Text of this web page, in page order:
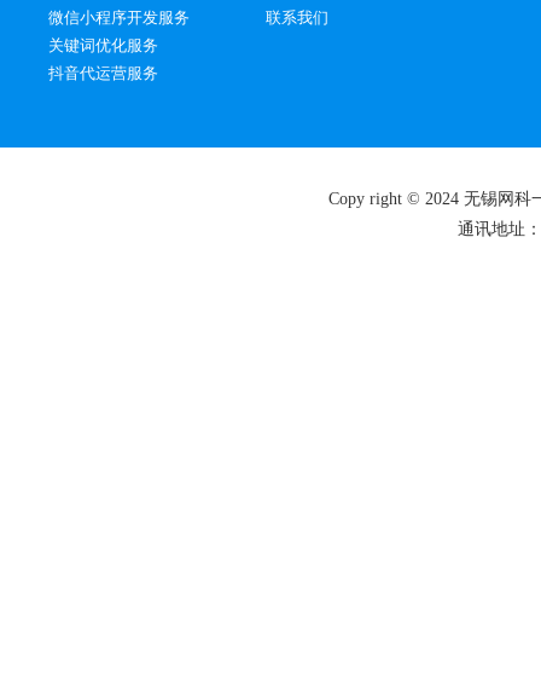
微信小程序开发服务
关键词优化服务
抖音代运营服务
联系我们
Copy right © 2024 无锡网科
通讯地址